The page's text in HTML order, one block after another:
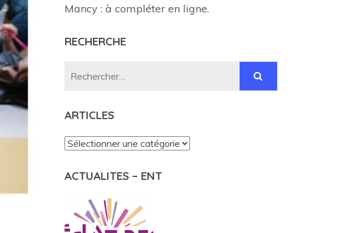
Mancy : à compléter en ligne.
RECHERCHE
Rechercher :
ARTICLES
Articles
ACTUALITES – ENT